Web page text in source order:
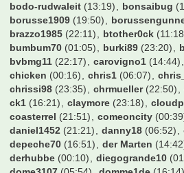
bodo-rudwaleit (13:19) bonsaibug
borusse1909 (19:50)
brazzo1985 (22:11) btother0ck
bumbum70 (01:05) burki89 (23:20)
bvbmg11 (22:17) carovigno1 (14:44)
chicken (00:16) chris1 (06:07)
chrissi98 (23:35) chrmueller(22:50)
ck1 (16:21) claymore (23:18)
coasterrel (21:51) comeoncity
daniel1452 (21:21) danny18 (06:52)
depeche70 (16:51) der Marten
derhubbe (00:10) diegogrande10